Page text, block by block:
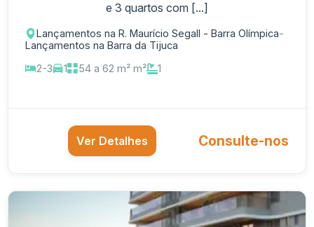
e 3 quartos com [...]
Lançamentos na R. Maurício Segall - Barra Olímpica-
Lançamentos na Barra da Tijuca
2-3
1 54 a 62 m² m² 1
Ver Detalhes Consulte-nos